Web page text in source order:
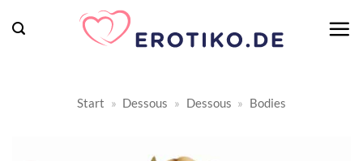
Inhalt
Start » Dessous » Dessous » Bodies